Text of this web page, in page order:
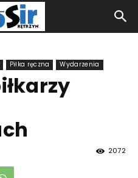
Piłka ręczna Wydarzenia
2072